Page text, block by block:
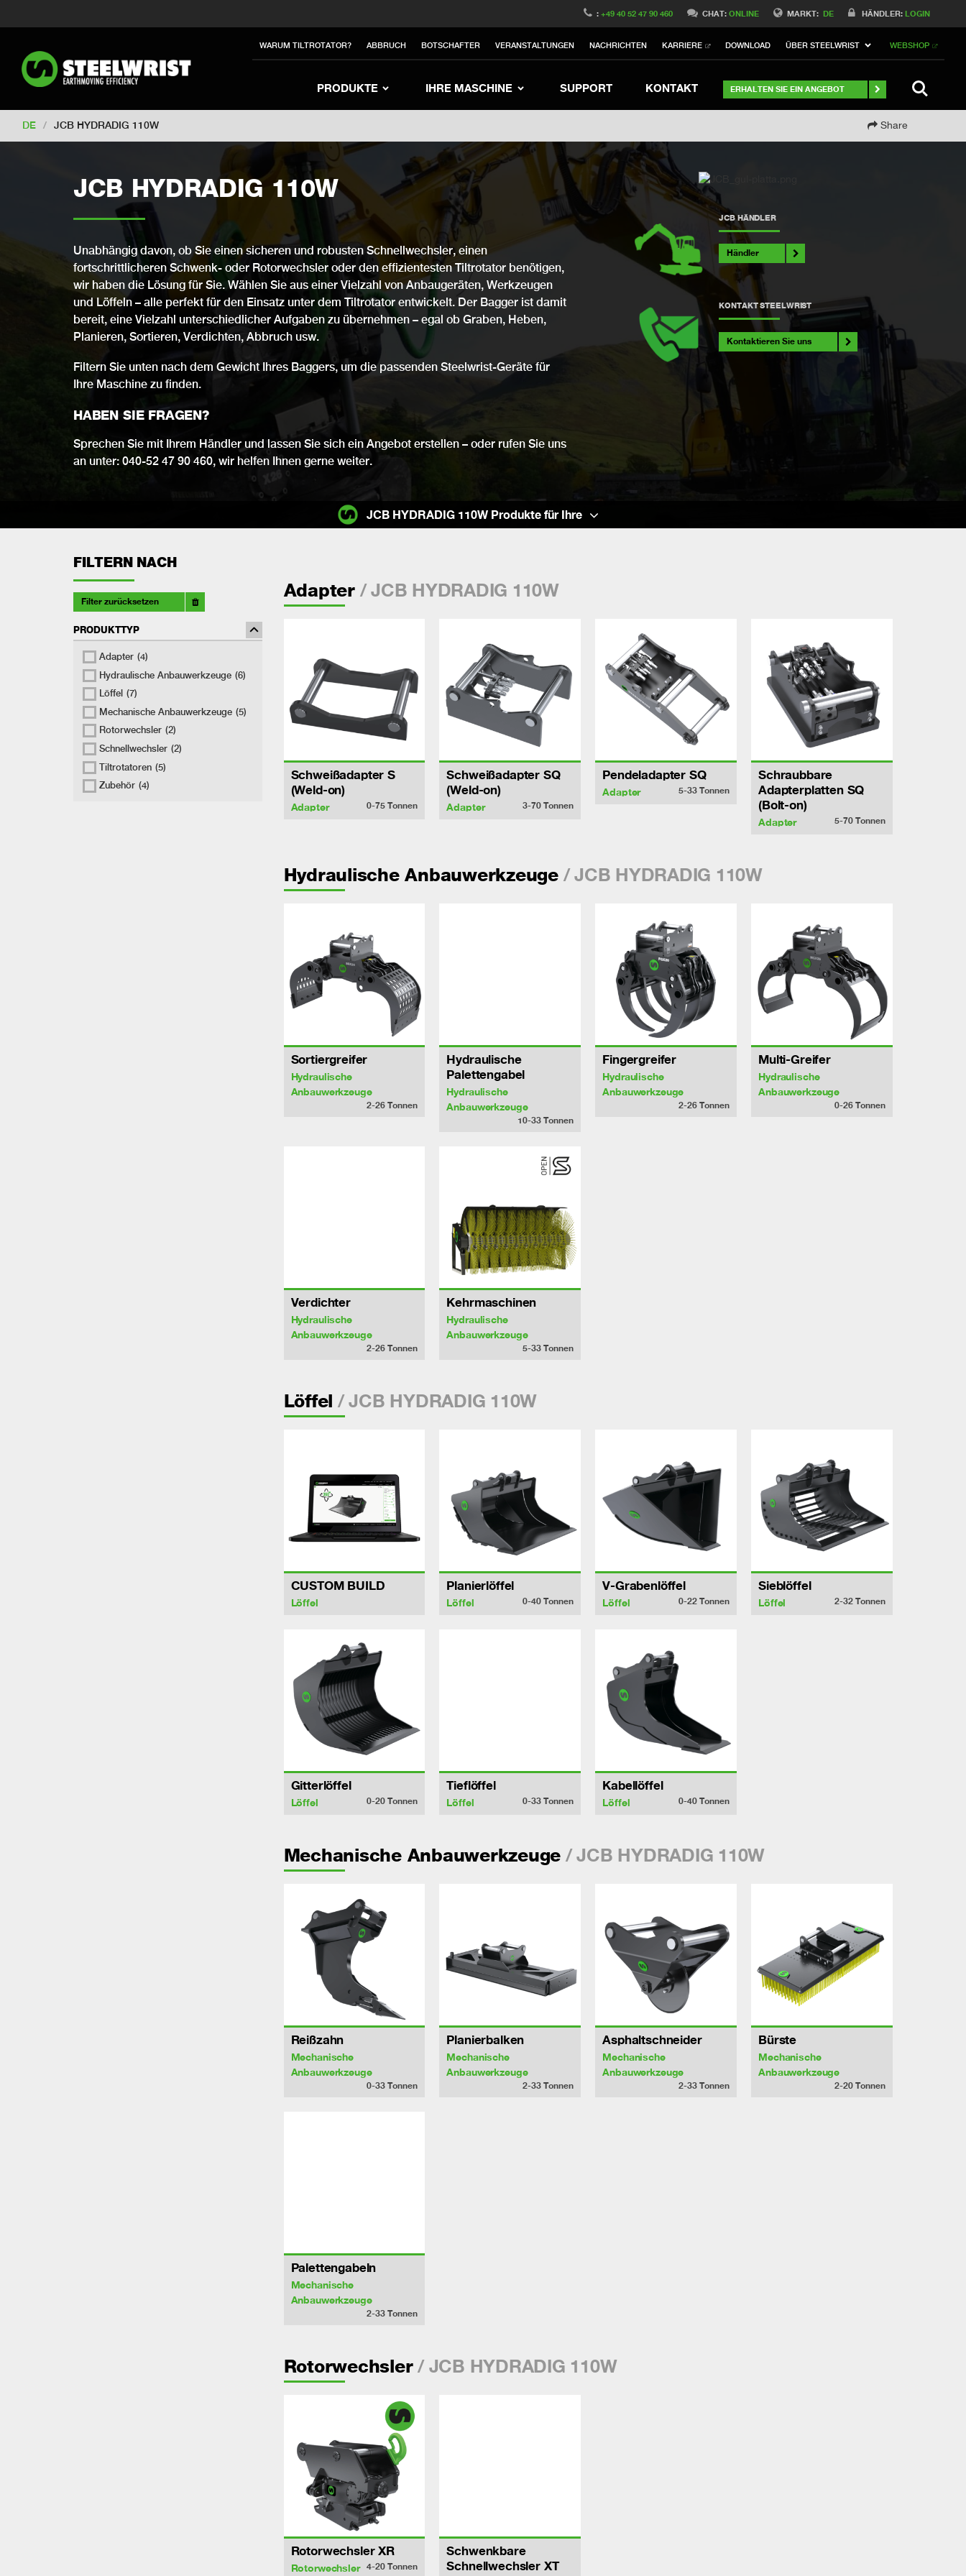
MARKT: DE HÄNDLER: LOGIN
:+49 40 52 47 90 460 CHAT:ONLINE
WARUM TILTROTATOR? ABBRUCH BOTSCHAFTER VERANSTALTUNGEN NACHRICHTEN KARRIERE DOWNLOAD ÜBER STEELWRIST WEBSHOP
PRODUKTE IHRE MASCHINE SUPPORT KONTAKT ERHALTEN SIE EIN ANGEBOT
Switch to Belgium Switch to Belgique
Switch to International Switch to United Kingdom Switch to Sweden Switch to Poland Switch to Norway
Switch to Netherlands Switch to Korea Switch to Japan Switch to Italy
Switch to France
DE / JCB HYDRADIG 110W Share
JCB HYDRADIG 110W
Unabhängig davon, ob Sie einen sicheren und robusten Schnellwechsler, einen
fortschrittlicheren Schwenk- oder Rotorwechsler oder den effizientesten Tiltrotator benötigen,
wir haben die Lösung für Sie. Wählen Sie aus einer Vielzahl von Anbaugeräten, Werkzeugen
und Löffeln – alle perfekt für den Einsatz unter dem Tiltrotator entwickelt. Der Bagger ist damit
bereit, eine Vielzahl unterschiedlicher Aufgaben zu übernehmen – egal ob Graben, Heben,
Planieren, Sortieren, Verdichten, Abbruch usw.
Filtern Sie unten nach dem Gewicht Ihres Baggers, um die passenden Steelwrist-Geräte für
Ihre Maschine zu finden.
HABEN SIE FRAGEN?
Sprechen Sie mit Ihrem Händler und lassen Sie sich ein Angebot erstellen – oder rufen Sie uns
an unter: 040-52 47 90 460, wir helfen Ihnen gerne weiter.
JCB HÄNDLER
Händler
KONTAKT STEELWRIST
Kontaktieren Sie uns
FILTERN NACH
Filter zurücksetzen
PRODUKTTYP
Adapter (4)
Hydraulische Anbauwerkzeuge (6)
Löffel (7)
Mechanische Anbauwerkzeuge (5)
Rotorwechsler (2)
Schnellwechsler (2)
Tiltrotatoren (5)
Zubehör (4)
Adapter/ JCB HYDRADIG 110W
Schweißadapter S
(Weld-on)
Adapter 0-75Tonnen
Schweißadapter SQ
(Weld-on)
Adapter 3-70Tonnen
Pendeladapter SQ
Adapter 5-33Tonnen
Schraubbare
Adapterplatten SQ
(Bolt-on)
Adapter 5-70 Tonnen
Hydraulische Anbauwerkzeuge/ JCB HYDRADIG 110W
Sortiergreifer
Hydraulische
Anbauwerkzeuge
2-26Tonnen
Hydraulische
Palettengabel
Hydraulische
Anbauwerkzeuge
10-33Tonnen
Fingergreifer
Hydraulische
Anbauwerkzeuge
2-26Tonnen
Multi-Greifer
Hydraulische
Anbauwerkzeuge
0-26 Tonnen
Verdichter
Hydraulische
Anbauwerkzeuge
2-26Tonnen
Kehrmaschinen
Hydraulische
Anbauwerkzeuge
5-33Tonnen
Löffel / JCB HYDRADIG 110W
CUSTOM BUILD
Löffel
Planierlöffel
Löffel 0-40Tonnen
V-Grabenlöffel
Löffel 0-22Tonnen
Sieblöffel
Löffel 2-32 Tonnen
Gitterlöffel
Löffel 0-20Tonnen
Tieflöffel
Löffel 0-33Tonnen
Kabellöffel
Löffel 0-40Tonnen
Mechanische Anbauwerkzeuge / JCB HYDRADIG 110W
Reißzahn
Mechanische
Anbauwerkzeuge
0-33Tonnen
Planierbalken
Mechanische
Anbauwerkzeuge
2-33Tonnen
Asphaltschneider
Mechanische
Anbauwerkzeuge
2-33Tonnen
Bürste
Mechanische
Anbauwerkzeuge
2-20 Tonnen
Palettengabeln
Mechanische
Anbauwerkzeuge
2-33Tonnen
Rotorwechsler/ JCB HYDRADIG 110W
Rotorwechsler XR
Rotorwechsler 4-20Tonnen
Schwenkbare
Schnellwechsler XT
JCB HYDRADIG 110W Produkte für Ihre